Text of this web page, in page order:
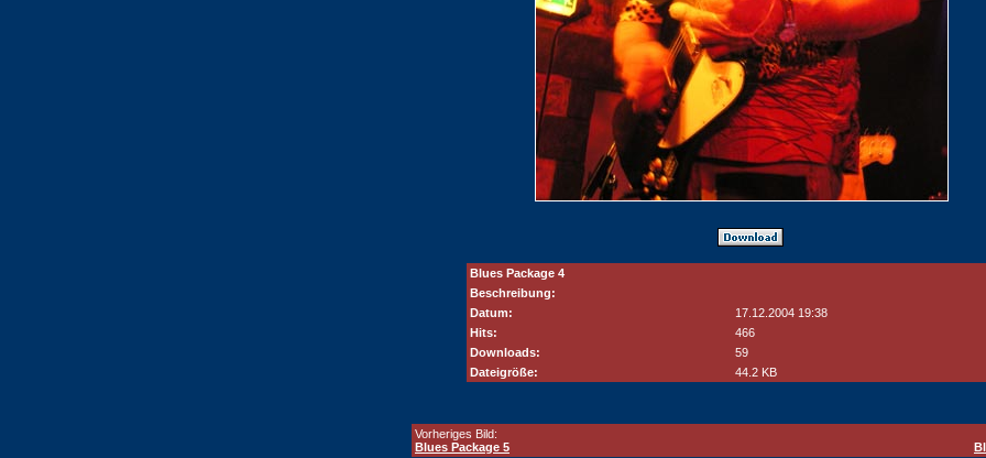
Blues Package 4
Beschreibung:
Datum:
17.12.2004 19:38
Hits:
466
Downloads:
59
Dateigröße:
44.2 KB
Vorheriges Bild:
Blues Package 5